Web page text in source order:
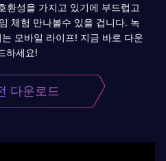
환성을 가지고 있기에 부드럽고
체험 만나볼수 있을 겁니다. 녹
모바일 라이프! 지금 바로 다운
하세요!
다운로드